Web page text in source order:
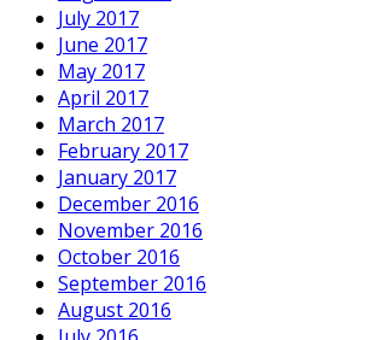
July 2017
June 2017
May 2017
April 2017
March 2017
February 2017
January 2017
December 2016
November 2016
October 2016
September 2016
August 2016